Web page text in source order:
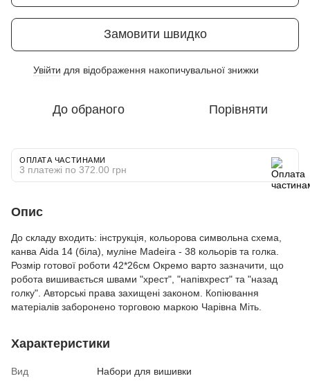
Замовити швидко
Увійти для відображення накопичувальної знижки
До обраного Порівняти
ОПЛАТА ЧАСТИНАМИ
3 платежі по 372.00 грн
Опис
До складу входить: інструкція, кольорова символьна схема,
канва Aida 14 (біла), муліне Madeira - 38 кольорів та голка.
Розмір готової роботи 42*26см Окремо варто зазначити, що
робота вишивається швами "хрест", "напівхрест" та "назад
голку". Авторські права захищені законом. Копіювання
матеріалів заборонено торговою маркою Чарівна Міть.
Характеристики
Вид
Набори для вишивки